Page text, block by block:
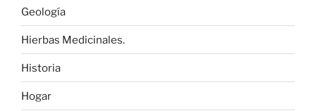
Geología
Hierbas Medicinales.
Historia
Hogar